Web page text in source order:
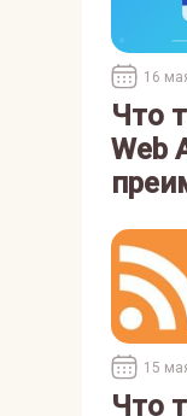
16
Что
Web
15
Что